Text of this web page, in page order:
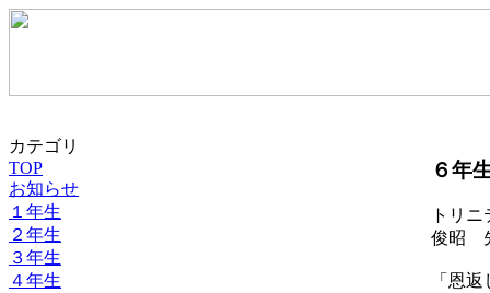
カテゴリ
TOP
お知らせ
１年生
２年生
３年生
４年生
６年
トリ
俊昭
「恩